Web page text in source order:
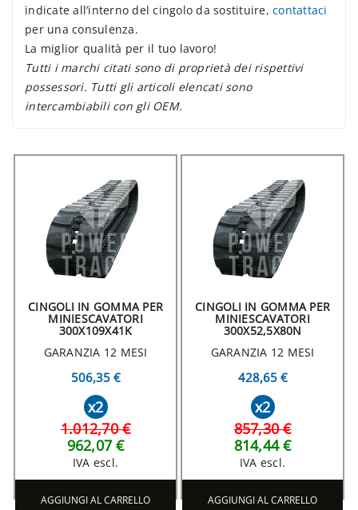
indicate all’interno del cingolo da sostituire, contattaci
per una consulenza.
La miglior qualità per il tuo lavoro!
Tutti i marchi citati sono di proprietà dei rispettivi
possessori. Tutti gli articoli elencati sono
intercambiabili con gli OEM.
CINGOLI IN GOMMA PER
MINIESCAVATORI
300X109X41K
GARANZIA 12 MESI
506,35 €
x2
1.012,70 €
962,07 €
IVA escl.
AGGIUNGI AL CARRELLO
CINGOLI IN GOMMA PER
MINIESCAVATORI
300X52,5X80N
GARANZIA 12 MESI
428,65 €
x2
857,30 €
814,44 €
IVA escl.
AGGIUNGI AL CARRELLO